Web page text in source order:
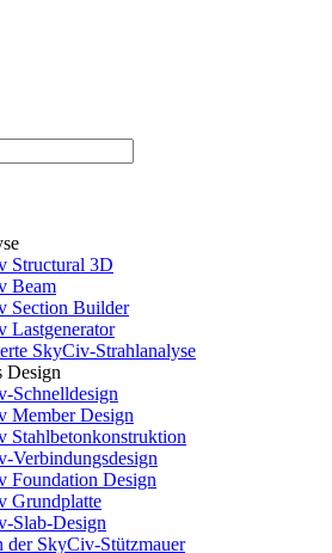
Structural 3D
Beam
Section Builder
Lastgenerator
SkyCiv-Strahlanalyse
Design
Schnelldesign
Member Design
Stahlbetonkonstruktion
Verbindungsdesign
Foundation Design
Grundplatte
Slab-Design
der SkyCiv-Stützmauer